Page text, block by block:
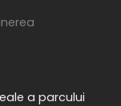
a parcului